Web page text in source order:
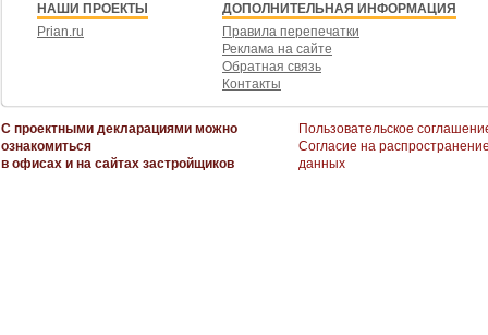
НАШИ ПРОЕКТЫ
Prian.ru
ДОПОЛНИТЕЛЬНАЯ ИНФОРМАЦИЯ
Правила перепечатки
Реклама на сайте
Обратная связь
Контакты
С проектными декларациями можно
ознакомиться
в офисах и на сайтах застройщиков
Пользовательское
Согласие на
данных